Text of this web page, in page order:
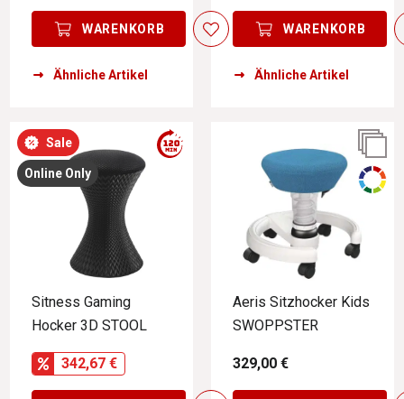
WARENKORB
Ähnliche Artikel
WARENKORB
Ähnliche Artikel
Sale
Online Only
Sitness Gaming
Hocker 3D STOOL
342,67 €
Aeris Sitzhocker Kids
SWOPPSTER
329,00 €